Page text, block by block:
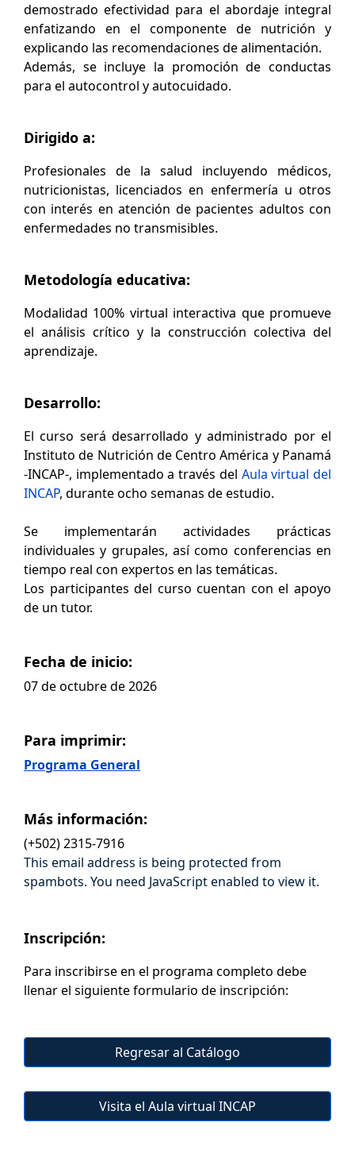
demostrado efectividad para el abordaje integral
enfatizando en el componente de nutrición y
explicando las recomendaciones de alimentación.
Además, se incluye la promoción de conductas
para el autocontrol y autocuidado.
Dirigido a:
Profesionales de la salud incluyendo médicos,
nutricionistas, licenciados en enfermería u otros
con interés en atención de pacientes adultos con
enfermedades no transmisibles.
Metodología educativa:
Modalidad 100% virtual interactiva que promueve
el análisis crítico y la construcción colectiva del
aprendizaje.
Desarrollo:
El curso será desarrollado y administrado por el
Instituto de Nutrición de Centro América y Panamá
-INCAP-, implementado a través del Aula virtual del
INCAP, durante ocho semanas de estudio.
Se implementarán actividades prácticas
individuales y grupales, así como conferencias en
tiempo real con expertos en las temáticas.
Los participantes del curso cuentan con el apoyo
de un tutor.
Fecha de inicio:
07 de octubre de 2026
Para imprimir:
Programa General
Más información:
(+502) 2315-7916
This email address is being protected from
spambots. You need JavaScript enabled to view it.
Inscripción:
Para inscribirse en el programa completo debe
llenar el siguiente formulario de inscripción:
Regresar al Catálogo
Visita el Aula virtual INCAP